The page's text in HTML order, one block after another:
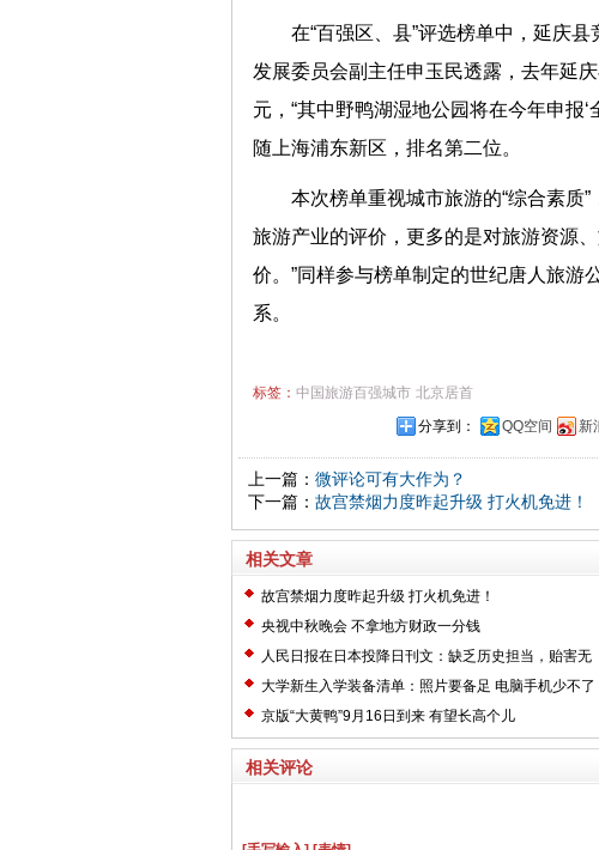
在“百强区、县”评选榜单中，延庆
发展委员会副主任申玉民透露，去年延
元，“其中野鸭湖湿地公园将在今年申报‘
随上海浦东新区，排名第二位。
本次榜单重视城市旅游的“综合素质
旅游产业的评价，更多的是对旅游资源
价。”同样参与榜单制定的世纪唐人旅游
系。
标签： 中国旅游百强城市 北京居首
分享到：
QQ空间 新
上一篇： 微评论可有大作为？
下一篇： 故宫禁烟力度昨起升级 打火机免进！
相关文章
故宫禁烟力度昨起升级 打火机免进！
央视中秋晚会 不拿地方财政一分钱
人民日报在日本投降日刊文：缺乏历史担当，贻害无
穷
大学新生入学装备清单：照片要备足 电脑手机少不了
京版“大黄鸭”9月16日到来 有望长高个儿
相关评论